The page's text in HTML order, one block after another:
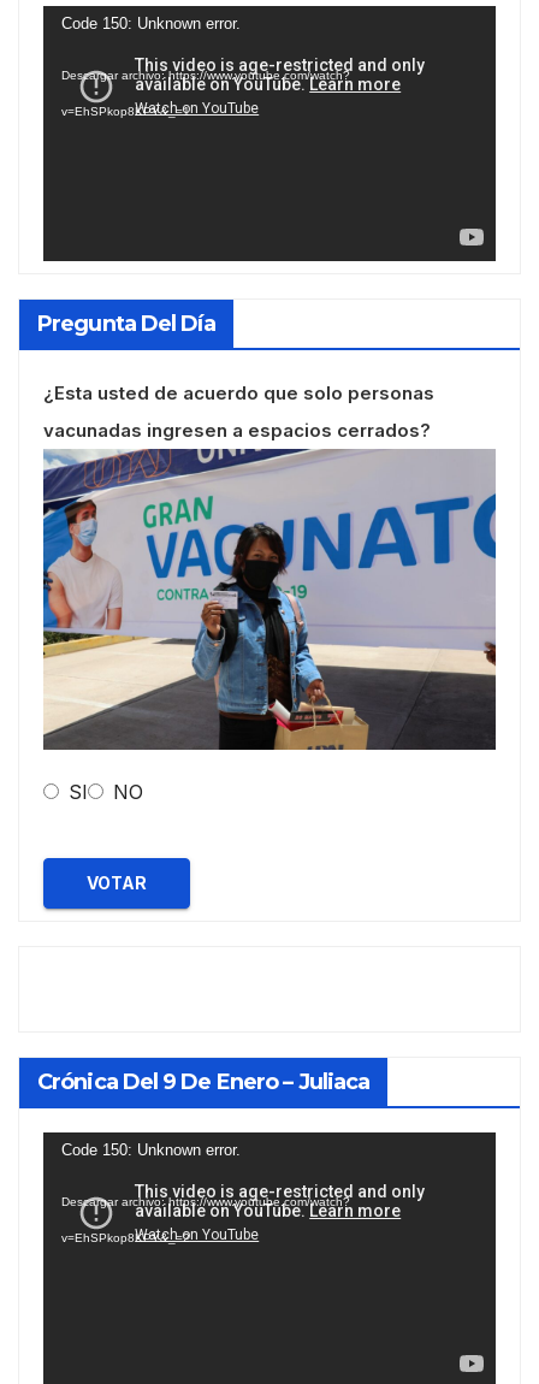
Reproductor
vídeo
Code 150: Unknown error.
Descargar archivo: https://www.youtube.com/watch?
v=EhSPkop8KPY&_=1
Pregunta Del Día
¿Esta usted de acuerdo que solo personas
vacunadas ingresen a espacios cerrados?
SI NO
VOTAR
Crónica Del 9 De Enero – Juliaca
Reproductor
vídeo
Code 150: Unknown error.
Descargar archivo: https://www.youtube.com/watch?
v=EhSPkop8KPY&_=2